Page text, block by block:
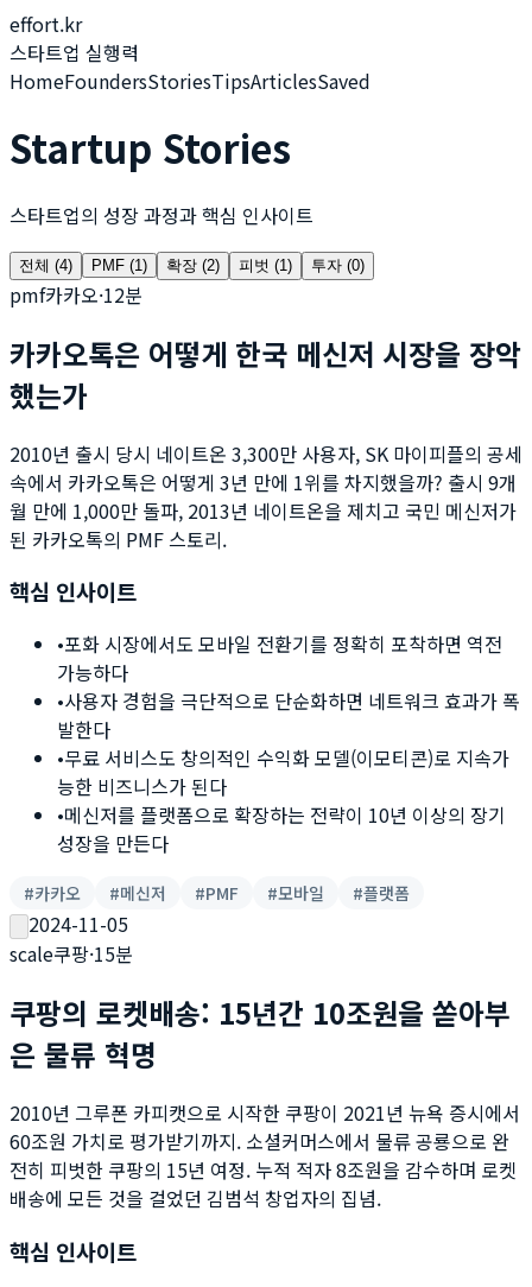
effort.kr
스타트업 실행력
HomeFoundersStoriesTipsArticlesSaved
Startup Stories
스타트업의 성장 과정과 핵심 인사이트
전체 (4) PMF (1 ) 확장 (2) 피벗 (1 ) 투자 (0)
pmf카카오·12분
카카오톡은 어떻게 한국 메신저 시장을 장악
했는가
2010년 출시 당시 네이트온 3,300만 사용자, SK 마이피플의 공세
속에서 카카오톡은 어떻게 3년 만에 1위를 차지했을까? 출시 9개
월 만에 1,000만 돌파, 2013년 네이트온을 제치고 국민 메신저가
된 카카오톡의 PMF 스토리.
핵심 인사이트
•포화 시장에서도 모바일 전환기를 정확히 포착하면 역전
가능하다
•사용자 경험을 극단적으로 단순화하면 네트워크 효과가 폭
발한다
•무료 서비스도 창의적인 수익화 모델(이모티콘)로 지속가
능한 비즈니스가 된다
•메신저를 플랫폼으로 확장하는 전략이 10년 이상의 장기
성장을 만든다
#카카오 #메신저 #PMF #모바일 #플랫폼
2024-11-05
scale쿠팡·15분
쿠팡의 로켓배송: 15년간 10조원을 쏟아부
은 물류 혁명
2010년 그루폰 카피캣으로 시작한 쿠팡이 2021년 뉴욕 증시에서
60조원 가치로 평가받기까지. 소셜커머스에서 물류 공룡으로 완
전히 피벗한 쿠팡의 15년 여정. 누적 적자 8조원을 감수하며 로켓
배송에 모든 것을 걸었던 김범석 창업자의 집념.
핵심 인사이트